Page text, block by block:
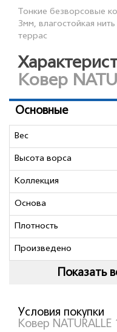
Тонкие безворсовые
3мм, влагостойкая
террас
Ковер
Основные
Вес
Высота ворса
Коллекция
Основа
Плотность
Произведено
Показать
Условия покупки
Ковер NATURALLE